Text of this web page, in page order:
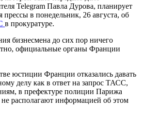
Telegram Павла Дурова, планирует
прессы в понедельник, 26 августа, об
в прокуратуре.
бизнесмена до сих пор ничего
официальные органы Франции
юстиции Франции отказались давать
делу как в ответ на запрос ТАСС,
в префектуре полиции Парижа
располагают информацией об этом